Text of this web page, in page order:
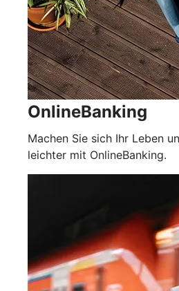
OnlineBanking
Machen Sie sich Ihr Leben
leichter mit OnlineBanking.